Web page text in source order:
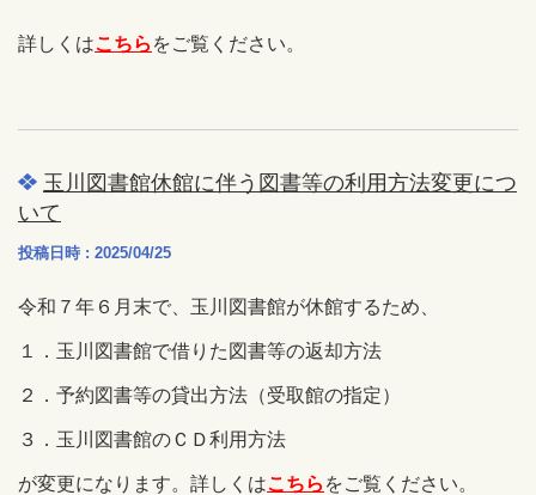
詳しくはこちら をご覧ください。
玉川図書館休館に伴う図書等の利用方法変更につ
いて
投稿日時 : 2025/04/25
令和７年６月末で、玉川図書館が休館するため、
１．玉川図書館で借りた図書等の返却方法
２．予約図書等の貸出方法（受取館の指定）
３．玉川図書館のＣＤ利用方法
が変更になります。詳しくはこちら をご覧ください。